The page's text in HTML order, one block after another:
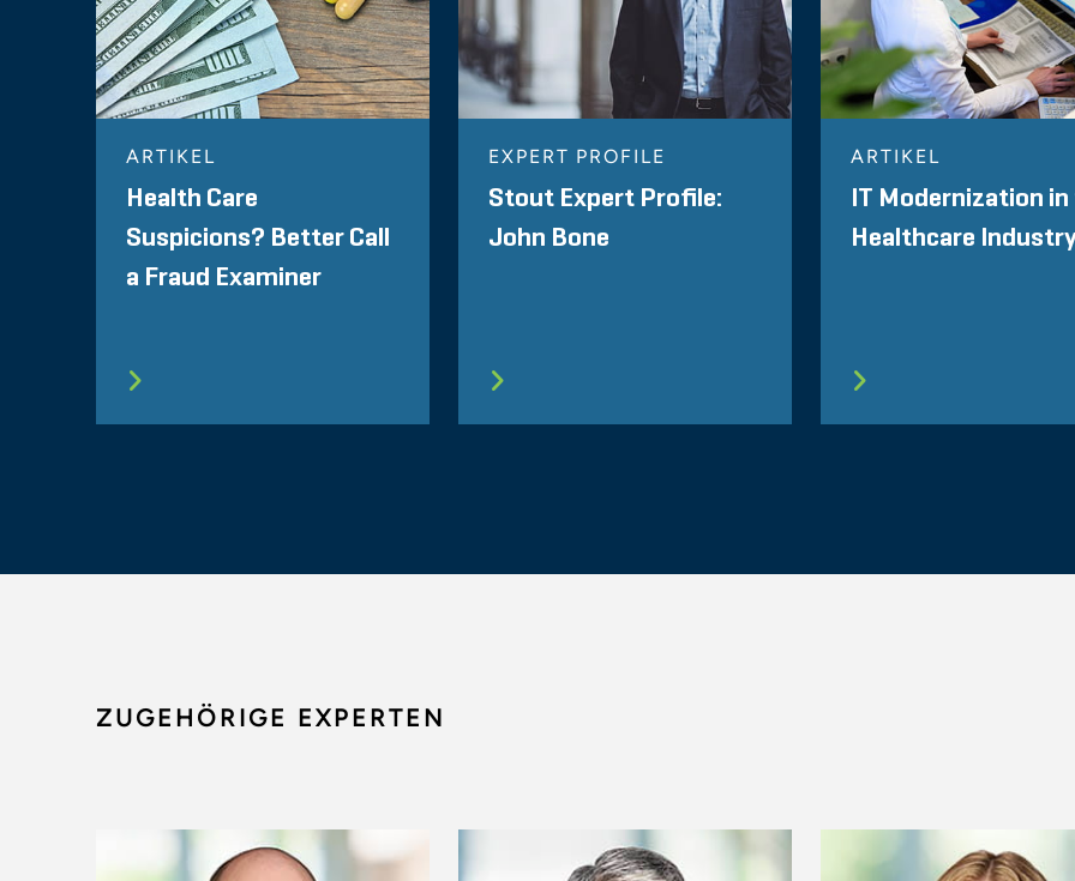
ARTIKEL
Health Care
Suspicions? Better Call
a Fraud Examiner
EXPERT PROFILE
Stout Expert Profile:
John Bone
ARTIKEL
IT Modernization in
Healthcare
ZUGEHÖRIGE EXPERTEN